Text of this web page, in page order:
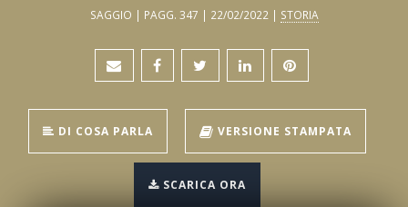
SAGGIO | PAGG. 347 | 22/02/2022 | STORIA
DI COSA PARLA VERSIONE STAMPATA
SCARICA ORA